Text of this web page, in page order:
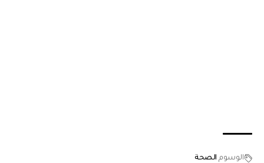
الوسوم الصحة